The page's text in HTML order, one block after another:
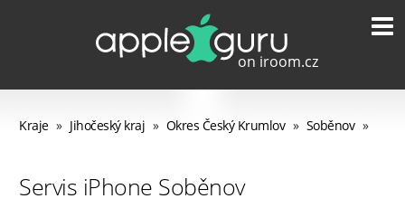
Kraje » Jihočeský kraj » Okres Český Krumlov » Soběnov »
Servis iPhone Soběnov